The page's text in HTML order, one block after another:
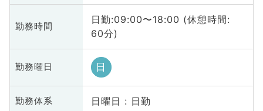
勤務時間
日勤:09:00〜18:00 (休憩時間:
60分)
勤務曜日 日
勤務体系 日曜日 : 日勤